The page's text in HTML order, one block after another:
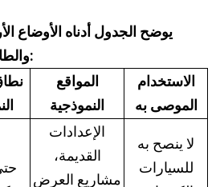
يوضح الجدول أدناه الأوضاع
والطاقة والمواقع النموذجية:
المواقع
النموذجية
الاستخدام
الموصى به
الإعدادات
القديمة،
مشاريع العرض
لا ينصح به
للسيارات